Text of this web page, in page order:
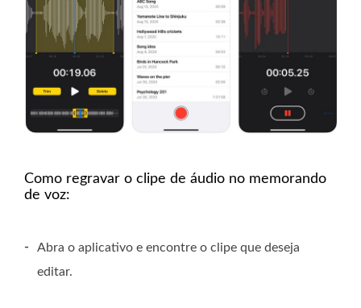
Como regravar o clipe de áudio no memorando
de voz:
-
Abra o aplicativo e encontre o clipe que deseja
editar.